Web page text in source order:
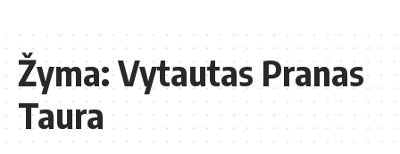
Žyma:Vytautas Pranas
Taura